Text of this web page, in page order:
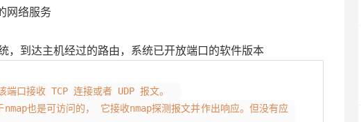
网络服务
，到达主机经过的路由，系统已开放端口的软件版本
端口接收 TCP 连接或者 UDP 报文。
也是可访问的， 它接收nmap探测报文并作出响应。但没有应